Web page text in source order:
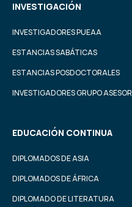
INVESTIGACIÓN
INVESTIGADORES PUEAA
ESTANCIAS SABÁTICAS
ESTANCIAS POSDOCTORALES
INVESTIGADORES GRUPO ASESOR
EDUCACIÓN CONTINUA
DIPLOMADOS DE ASIA
DIPLOMADOS DE ÁFRICA
DIPLOMADO DE LITERATURA